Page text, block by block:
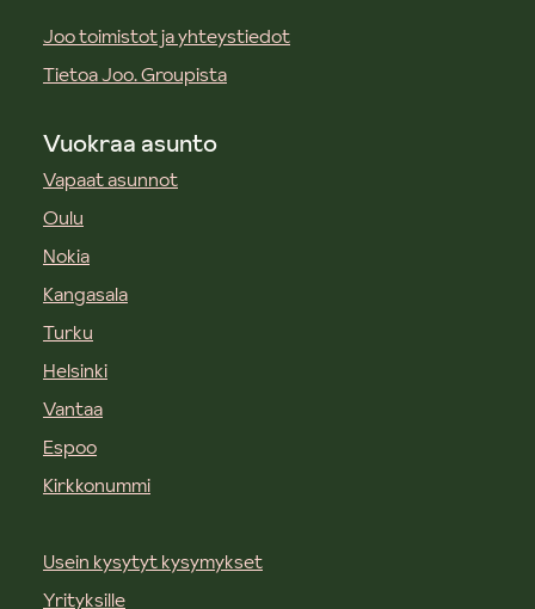
Joo toimistot ja yhteystiedot
Tietoa Joo. Groupista
Vuokraa asunto
Vapaat asunnot
Oulu
Nokia
Kangasala
Turku
Helsinki
Vantaa
Espoo
Kirkkonummi
Usein kysytyt kysymykset
Yrityksille